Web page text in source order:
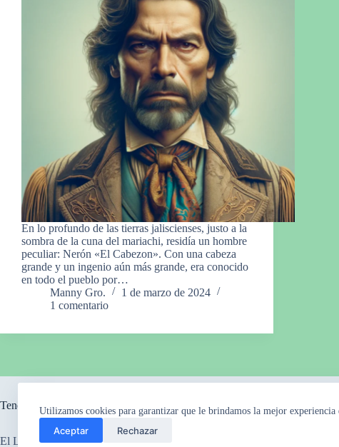
Utilizamos cookies para garantizar que le brindamos la mejor experiencia
Aceptar Rechazar
En lo profundo de las tierras jaliscienses, justo a la
sombra de la cuna del mariachi, residía un hombre
peculiar: Nerón «El Cabezon». Con una cabeza
grande y un ingenio aún más grande, era conocido
en todo el pueblo por…
Manny Gro.
1 de marzo de 2024
1 comentario
Tendencia ahora
El Legado Perdido